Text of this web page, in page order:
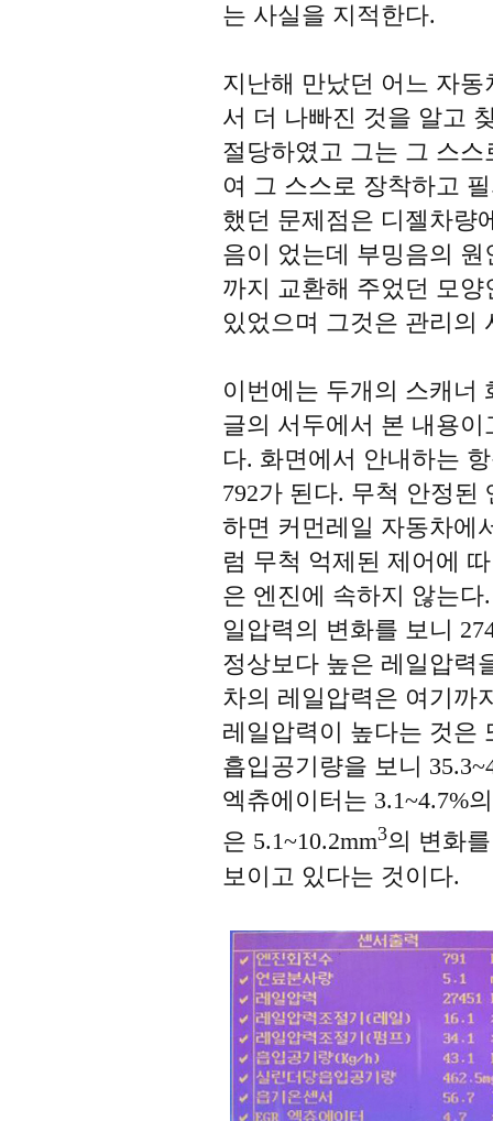
는 사실을 지적한다.
지난해 만났던 어느 자
서 더 나빠진 것을 알고
절당하였고 그는 그 스
여 그 스스로 장착하고
했던 문제점은 디젤차량
음이 었는데 부밍음의
까지 교환해 주었던 모
있었으며 그것은 관리의
이번에는 두개의 스캐너
글의 서두에서 본 내용
다. 화면에서 안내하는
792가 된다. 무척 안정된
하면 커먼레일 자동차에
럼 무척 억제된 제어에
은 엔진에 속하지 않는
일압력의 변화를 보니
정상보다 높은 레일압력
차의 레일압력은 여기까
레일압력이 높다는 것은
흡입공기량을 보니
엑츄에이터는 3.1~4.7%
은 5.1~10.2mm3의 변화
보이고 있다는 것이다.